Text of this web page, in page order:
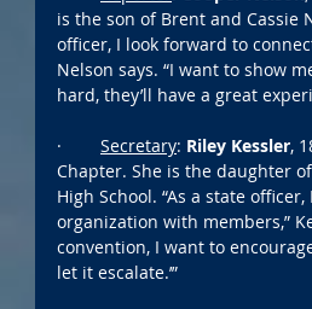
is the son of Brent and Cassie
officer, I look forward to
Nelson says. “I want to show
hard, they’ll have a great
· Secretary: Riley Kessler,
Chapter. She is the daughter
High School. “As a state
organization with members,”
convention, I want to
let it escalate.’”